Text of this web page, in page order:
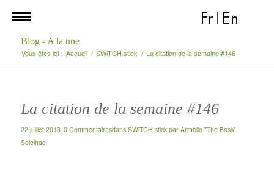
Fr En
Blog - A la une
Vous êtes ici : Accueil / SWiTCH stick / La citation de la semaine #146
La citation de la semaine #146
22 juillet 2013 0 Commentairesdans SWiTCH stick par Armelle "The Boss"
Solelhac